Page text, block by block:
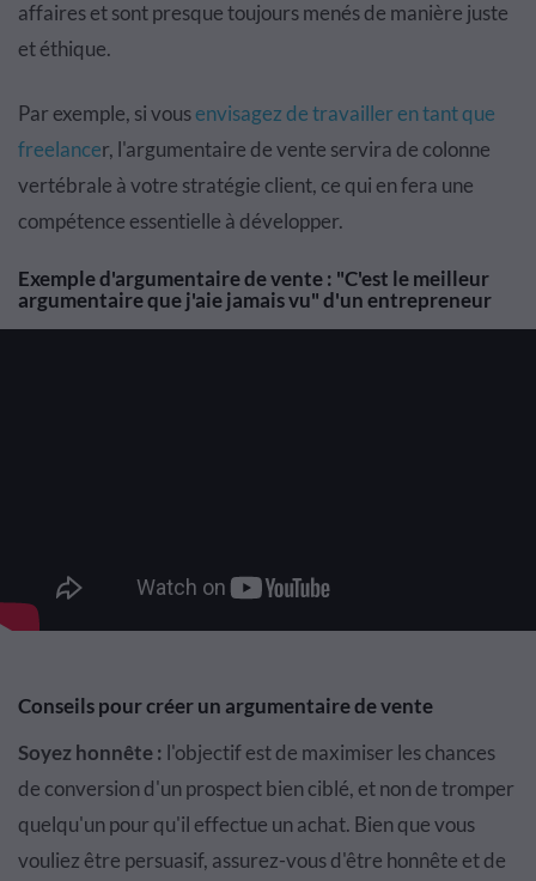
affaires et sont presque toujours menés de manière juste
et éthique.
Par exemple, si vousenvisagez de travailler en tant que
freelancer, l'argumentaire de vente servira de colonne
vertébrale à votre stratégie client, ce qui en fera une
compétence essentielle à développer.
Exemple d'argumentaire de vente : "C'est le meilleur
argumentaire que j'aie jamais vu" d'un entrepreneur
Conseils pour créer un argumentaire de vente
Soyez honnête : l'objectif est de maximiser les chances
de conversion d'un prospect bien ciblé, et non de tromper
quelqu'un pour qu'il effectue un achat. Bien que vous
vouliez être persuasif, assurez-vous d'être honnête et de